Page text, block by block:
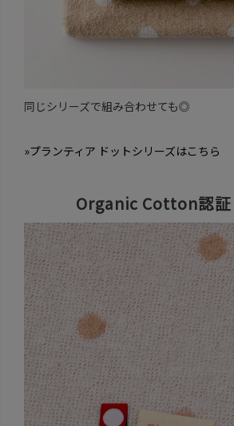
同じシリーズで組み合わせても◎
»プランティア ドットシリーズはこちら
Organic Cotton認証